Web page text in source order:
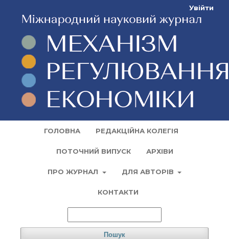
ГОЛОВНА РЕДАКЦІЙНА КОЛЕГІЯ
ПОТОЧНИЙ ВИПУСК АРХІВИ
ПРО ЖУРНАЛ ДЛЯ АВТОРІВ
КОНТАКТИ
Пошук
Увійти